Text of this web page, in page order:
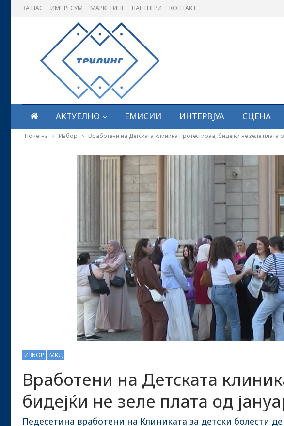
ЗА НАС ИМПРЕСУМ МАРКЕТИНГ ПАРТНЕРИ КОНТАКТ
АКТУЕЛНО ЕМИСИИ ИНТЕРВЈУА СЦЕНА
Почетна Избор Вработени на Детската клиника протестираа, бидејќи не зеле плата
ИЗБОР МКД
Вработени на Детската
бидејќи не зеле плата од
Педесетина вработени на Клиниката за детски болести